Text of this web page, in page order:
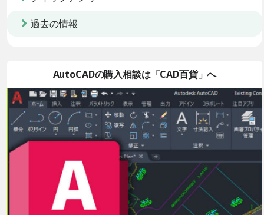
過去の情報
AutoCADの購入相談は「CAD百貨」へ